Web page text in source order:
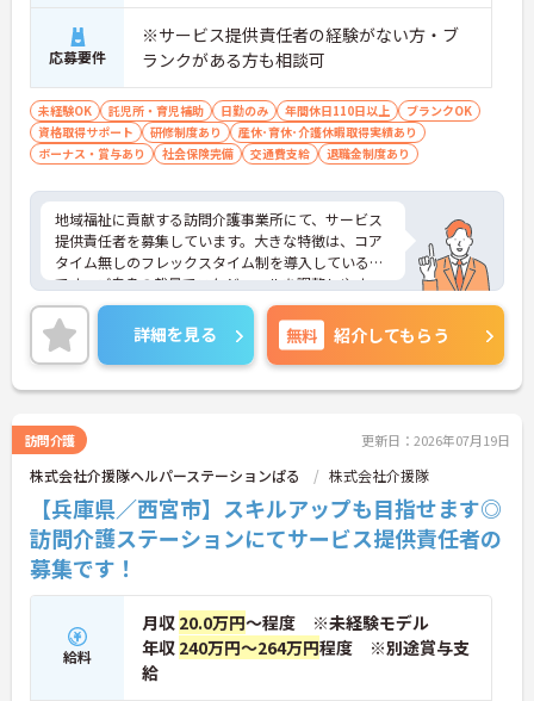
応募要件
※サービス提供責任者の経験がない方・ブ
ランクがある方も相談可
未経験OK 託児所・育児補助 日勤のみ 年間休日110日以上
ブランクOK
資格取得サポート
研修制度あり
産休･育休･介護休暇取得実績あり
ボーナス・賞与あり
社会保険完備 交通費支給 退職金制度あり
地域福祉に貢献する訪問介護事業所にて、サービス
提供責任者を募集しています。大きな特徴は、コア
タイム無しのフレックスタイム制を導入している点
です。ご自身の裁量でスケジュールを調整しやす
く、直行直帰も交えながら柔軟に働くことができま
す。待遇面では2026年6月の給与アップが実現して
おり、大手グループならではの共済会制度（医療費
補助等）や保育手当など、生活を支える福利厚生が
充実しています。訪問介護の経験があればサ責未経
環境です。資格取得支援制度や75歳までの再雇用制
度もあり、ライフステージに応じた無理のないペー
スで、着実にステップアップを図れる基盤が整って
います。
★おすすめPOINT★
【コアタイム無しのフレックス制で柔軟な働き方が
実現できます】
ム制を採用しており、ご自身のペースや訪問予定に
合わせたスケジュール管理が可能です
・ご自宅からの直行直帰など効率的な働き方も実践
詳細を見る 無料 紹介してもらう
訪問介護 更新日：2026年07月19日
株式会社介援隊ヘルパーステーションぱる 株式会社介援隊
【兵庫県／西宮市】スキルアップも目指せます◎
訪問介護ステーションにてサービス提供責任者の
募集です！
給料
月収 20.0万円～程度 ※未経験モデル
年収 240万円～264万円程度 ※別途賞与支
給